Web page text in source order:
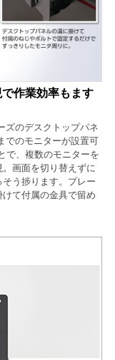
作業効率もます
ズのデスクトップパネ
でのモニターが設置可
で、複数のモニターを
画面を切り替えずに
う捗ります。プレー
て付属の金具で留め